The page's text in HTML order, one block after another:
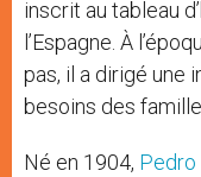
inscrit au tableau
l’Espagne. À
pas, il a dirigé une
besoins des
Né en 1904, Pedro